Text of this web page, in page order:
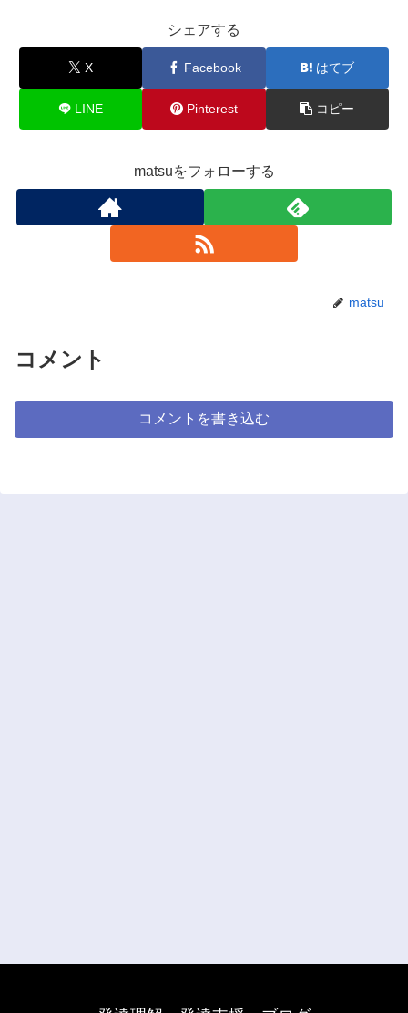
シェアする
X Facebook はてブ
LINE Pinterest コピー
matsuをフォローする
matsu
コメント
コメントを書き込む